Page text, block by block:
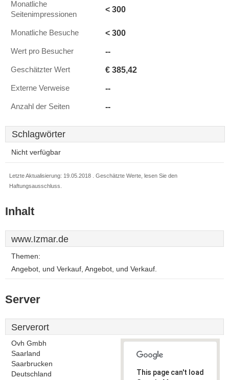
Monatliche
Seitenimpressionen
< 300
Monatliche Besuche < 300
Wert pro Besucher --
Geschätzter Wert € 385,42
Externe Verweise --
Anzahl der Seiten --
Schlagwörter
Nicht verfügbar
Letzte Aktualisierung: 19.05.2018 . Geschätzte Werte, lesen Sie den
Haftungsausschluss.
Inhalt
www.Izmar.de
Themen:
Angebot, und Verkauf, Angebot, und Verkauf.
Server
Serverort
Ovh Gmbh
Saarland
Saarbrucken
Deutschland
This page can't load